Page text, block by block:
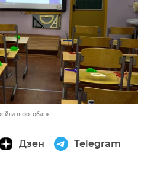
в фотобанк
Дзен Telegram